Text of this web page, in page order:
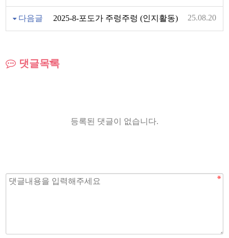
다음글 2025-8-포도가 주렁주렁 (인지활동) 25.08.20
댓글목록
등록된 댓글이 없습니다.